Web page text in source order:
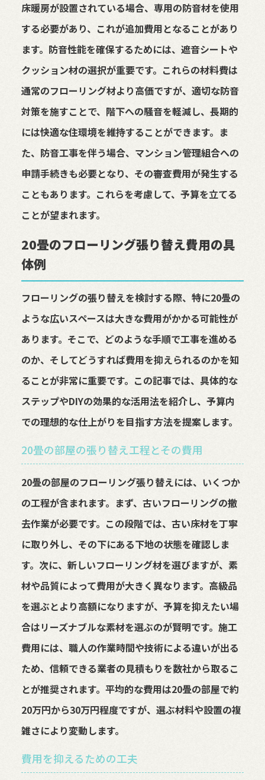
床暖房が設置されている場合、専用の防音材を使用
する必要があり、これが追加費用となることがあり
ます。防音性能を確保するためには、遮音シートや
クッション材の選択が重要です。これらの材料費は
通常のフローリング材より高価ですが、適切な防音
対策を施すことで、階下への騒音を軽減し、長期的
には快適な住環境を維持することができます。ま
た、防音工事を伴う場合、マンション管理組合への
申請手続きも必要となり、その審査費用が発生する
こともあります。これらを考慮して、予算を立てる
ことが望まれます。
20畳のフローリング張り替え費用の具
体例
フローリングの張り替えを検討する際、特に20畳の
ような広いスペースは大きな費用がかかる可能性が
あります。そこで、どのような手順で工事を進める
のか、そしてどうすれば費用を抑えられるのかを知
ることが非常に重要です。この記事では、具体的な
ステップやDIYの効果的な活用法を紹介し、予算内
での理想的な仕上がりを目指す方法を提案します。
20畳の部屋の張り替え工程とその費用
20畳の部屋のフローリング張り替えには、いくつか
の工程が含まれます。まず、古いフローリングの撤
去作業が必要です。この段階では、古い床材を丁寧
に取り外し、その下にある下地の状態を確認しま
す。次に、新しいフローリング材を選びますが、素
材や品質によって費用が大きく異なります。高級品
を選ぶとより高額になりますが、予算を抑えたい場
合はリーズナブルな素材を選ぶのが賢明です。施工
費用には、職人の作業時間や技術による違いが出る
ため、信頼できる業者の見積もりを数社から取るこ
とが推奨されます。平均的な費用は20畳の部屋で約
20万円から30万円程度ですが、選ぶ材料や設置の複
雑さにより変動します。
費用を抑えるための工夫